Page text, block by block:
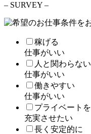
– SURVEY –
稼げる
仕事がいい
人と関わらない
仕事がいい
働きやすい
仕事がいい
プライベートを
充実させたい
長く安定的に